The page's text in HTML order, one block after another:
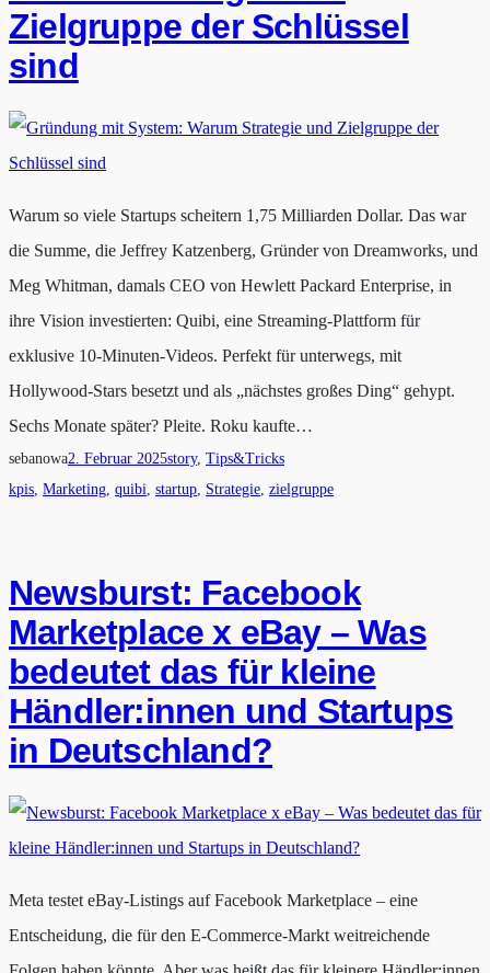
Zielgruppe der Schlüssel
sind
Warum so viele Startups scheitern 1,75 Milliarden Dollar. Das war
die Summe, die Jeffrey Katzenberg, Gründer von Dreamworks, und
Meg Whitman, damals CEO von Hewlett Packard Enterprise, in
ihre Vision investierten: Quibi, eine Streaming-Plattform für
exklusive 10-Minuten-Videos. Perfekt für unterwegs, mit
Hollywood-Stars besetzt und als „nächstes großes Ding“ gehypt.
Sechs Monate später? Pleite. Roku kaufte…
sebanowa2. Februar 2025story, Tips&Tricks
kpis Marketing quibi startup Strategie zielgruppe
Newsburst: Facebook
Marketplace x eBay – Was
bedeutet das für kleine
Händler:innen und Startups
in Deutschland?
Meta testet eBay-Listings auf Facebook Marketplace – eine
Entscheidung, die für den E-Commerce-Markt weitreichende